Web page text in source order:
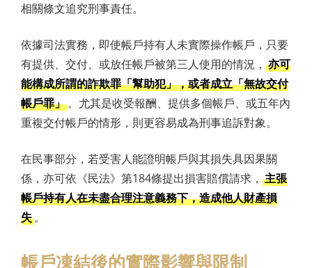
相關條文追究刑事責任。
依據司法實務，即使帳戶持有人未實際操作帳戶，只要
有提供、交付、或放任帳戶被第三人使用的情況， 亦可
能構成所謂的詐欺罪「幫助犯」，或者成立「無故交付
帳戶罪」。尤其是收受報酬、提供多個帳戶、或五年內
重複交付帳戶的情形，則更容易成為刑事追訴對象。
在民事部分，若受害人能證明帳戶與其損失具因果關
係，亦可依《民法》第184條提出損害賠償請求， 主張
帳戶持有人在未盡合理注意義務下，造成他人財產損
失。
帳戶凍結後的實際影響與限制